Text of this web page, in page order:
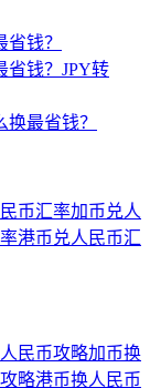
钱？
省钱？JPY转
最省钱？
币汇率加币兑人
港币兑人民币汇
民币攻略加币换
略港币换人民币